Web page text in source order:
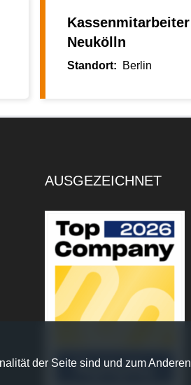
Neukölln
Berlin
AUSGEZEICHNET
der Seite sind und zum